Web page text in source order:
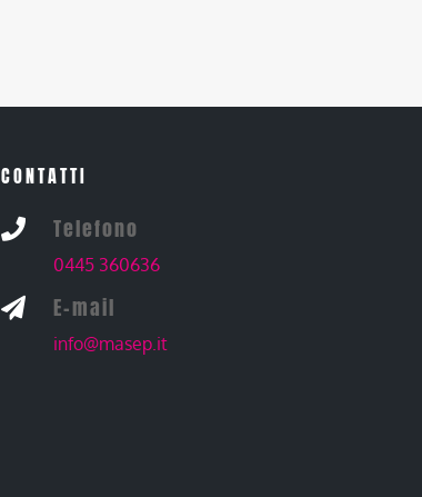
CONTATTI
 Telefono
0445 360636
 E-mail
info@masep.it